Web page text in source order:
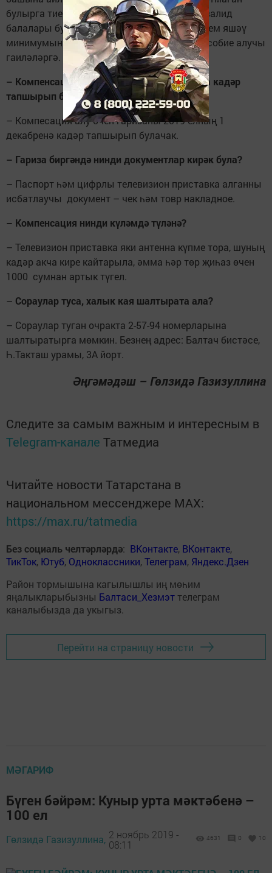
булырга тиеш. Шулай ук күпбалалы һәм инвалид
балалары булган гаиләдә кеше башына керем яшәү
минимумыннан түбән һәм балага айлык пособие алучы
гаиләләргә.
– Компенсация алу өчен гаризаны кайчанга кадәр
тапшырып булачак?
– Компесация алу өчен гаризаны 2019 елның 1
декабренә кадәр тапшырып булачак.
– Гариза биргәндә нинди документлар кирәк була?
– Паспорт һәм цифрлы телевизион приставка алганны
исбатлаучы документ – чек һәм товр накладное.
– Компенсация нинди күләмдә түләнә?
– Телевизион приставка яки антенна күпме тора, шуның
кадәр акча кире кайтарыла, әмма һәр төр җиһаз өчен
1000 сумнан артык түгел.
– Сораулар туса, халык кая шалтырата ала?
– Сораулар туган очракта 2-57-94 номерларына
шалтыратырга мөмкин. Безнең адрес: Балтач бистәсе,
Һ.Такташ урамы, 3А йорт.
Әңгәмәдәш – Гөлзидә Газизуллина
Следите за самым важным и интересным в
Telegram-канале Татмедиа
Читайте новости Татарстана в
национальном мессенджере MАХ:
https://max.ru/tatmedia
Без социаль челтәрләрдә: ВКонтакте, ВКонтакте,
ТикТок, Ютуб, Одноклассники,Телеграм, Яндекс.Дзен
Район тормышына кагылышлы иң мөһим
яңалыкларыбызны Балтаси_Хезмэт телеграм
каналыбызда да укыгыз.
Перейти на страницу новости
МӘГАРИФ
Бүген бәйрәм: Куныр урта мәктәбенә –
100 ел
Гөлзидә Газизуллина, 2 ноябрь 2019 -
08:11
4631 0 10